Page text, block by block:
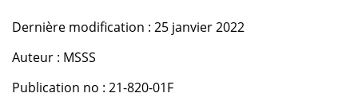
Dernière modification : 25 janvier 2022
Auteur : MSSS
Publication no : 21-820-01F